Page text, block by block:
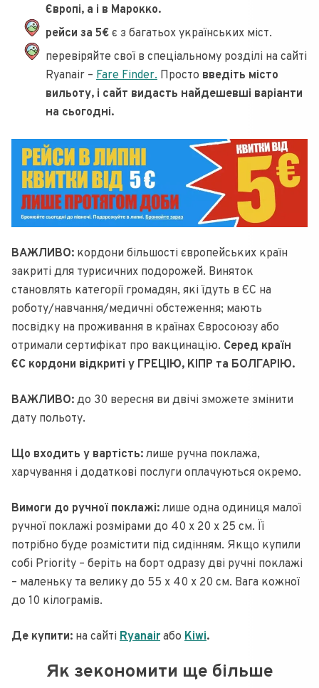
Європі, а і в Марокко.
рейси за 5€ є з багатьох українських міст.
перевіряйте свої в спеціальному розділі на сайті
Ryanair – Fare Finder. Просто введіть місто
вильоту, і сайт видасть найдешевші варіанти
на сьогодні.
ВАЖЛИВО: кордони більшості європейських країн
закриті для турисичних подорожей. Виняток
становлять категорії громадян, які їдуть в ЄС на
роботу/навчання/медичні обстеження; мають
посвідку на проживання в країнах Євросоюзу або
отримали сертифікат про вакцинацію. Серед країн
ЄС кордони відкриті у ГРЕЦІЮ, КІПР та БОЛГАРІЮ.
ВАЖЛИВО: до 30 вересня ви двічі зможете змінити
дату польоту.
Що входить у вартість: лише ручна поклажа,
харчування і додаткові послуги оплачуються окремо.
Вимоги до ручної поклажі: лише одна одиниця малої
ручної поклажі розмірами до 40 х 20 х 25 см. Її
потрібно буде розмістити під сидінням. Якщо купили
собі Priority – беріть на борт одразу дві ручні поклажі
– маленьку та велику до 55 x 40 x 20 см. Вага кожної
до 10 кілограмів.
Де купити: на сайті Ryanair або Kiwi.
Як зекономити ще більше